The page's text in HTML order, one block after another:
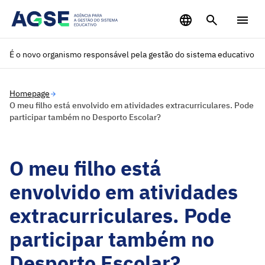
É o novo organismo responsável pela gestão do sistema educativo
Homepage
O meu filho está envolvido em atividades extracurriculares. Pode
participar também no Desporto Escolar?
O meu filho está
envolvido em atividades
extracurriculares. Pode
participar também no